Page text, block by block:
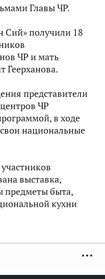
Главы ЧР.
Сий» получили 18
ЧР и мать
Геерханова.
представители
ЧР
в ходе
национальные
выставка,
предметы быта,
кухни